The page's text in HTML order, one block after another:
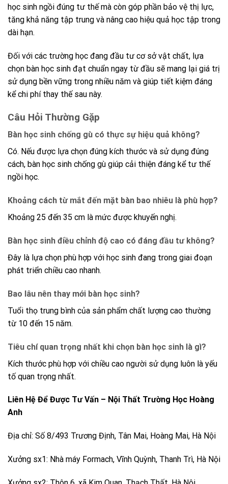
học sinh ngồi đúng tư thế mà còn góp phần bảo vệ thị lực,
tăng khả năng tập trung và nâng cao hiệu quả học tập trong
dài hạn.
Đối với các trường học đang đầu tư cơ sở vật chất, lựa
chọn bàn học sinh đạt chuẩn ngay từ đầu sẽ mang lại giá trị
sử dụng bền vững trong nhiều năm và giúp tiết kiệm đáng
kể chi phí thay thế sau này.
Câu Hỏi Thường Gặp
Bàn học sinh chống gù có thực sự hiệu quả không?
Có. Nếu được lựa chọn đúng kích thước và sử dụng đúng
cách, bàn học sinh chống gù giúp cải thiện đáng kể tư thế
ngồi học.
Khoảng cách từ mắt đến mặt bàn bao nhiêu là phù hợp?
Khoảng 25 đến 35 cm là mức được khuyến nghị.
Bàn học sinh điều chỉnh độ cao có đáng đầu tư không?
Đây là lựa chọn phù hợp với học sinh đang trong giai đoạn
phát triển chiều cao nhanh.
Bao lâu nên thay mới bàn học sinh?
Tuổi thọ trung bình của sản phẩm chất lượng cao thường
từ 10 đến 15 năm.
Tiêu chí quan trọng nhất khi chọn bàn học sinh là gì?
Kích thước phù hợp với chiều cao người sử dụng luôn là yếu
tố quan trọng nhất.
Liên Hệ Để Được Tư Vấn – Nội Thất Trường Học Hoàng
Anh
Địa chỉ: Số 8/493 Trương Định, Tân Mai, Hoàng Mai, Hà Nội
Xưởng sx1: Nhà máy Formach, Vĩnh Quỳnh, Thanh Trì, Hà Nội